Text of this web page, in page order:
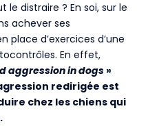
distraire ? En soi, sur le
achever ses
d’exercices d’une
En effet,
aggression in dogs »
redirigée est
chez les chiens qui